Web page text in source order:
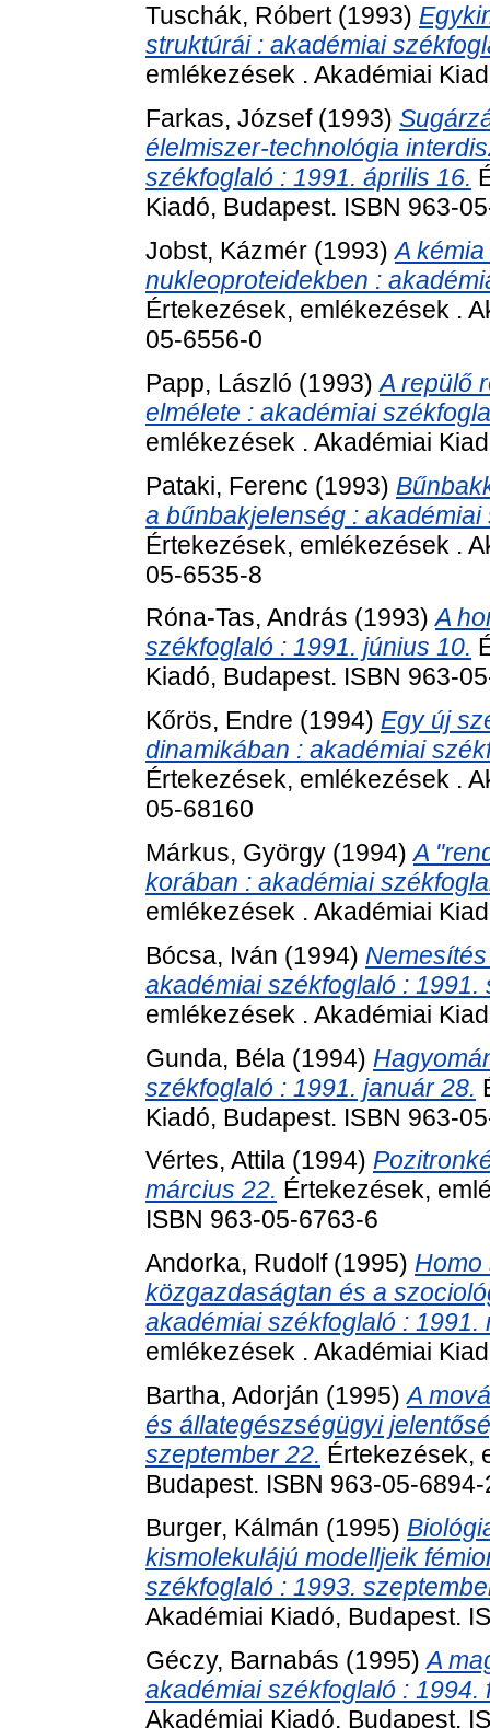
Tuschák, Róbert(1993)
struktúrái : akadémiai
emlékezések . Akadémiai
Farkas, József(1993)
élelmiszer-technológia
székfoglaló : 1991. április 16.
Kiadó, Budapest. ISBN 963-
Jobst, Kázmér (1993)A
nukleoproteidekben :
Értekezések, emlékezések .
05-6556-0
Papp, László (1993)A repülő
elmélete : akadémiai
emlékezések . Akadémiai
Pataki, Ferenc (1993)
a bűnbakjelenség :
Értekezések, emlékezések .
05-6535-8
Róna-Tas, András (1993)A
székfoglaló : 1991. június 10.
Kiadó, Budapest. ISBN 963-
Kőrös, Endre (1994) Egy új
dinamikában : akadémiai
Értekezések, emlékezések .
05-68160
Márkus, György (1994)A
korában : akadémiai
emlékezések . Akadémiai
Bócsa, Iván (1994)
akadémiai székfoglaló : 1991.
emlékezések . Akadémiai
Gunda, Béla (1994)
székfoglaló : 1991. január 28.
Kiadó, Budapest. ISBN 963-
Vértes, Attila (1994)
március 22. Értekezések,
ISBN 963-05-6763-6
Andorka, Rudolf(1995) Homo
közgazdaságtan és a
akadémiai székfoglaló : 1991.
emlékezések . Akadémiai
Bartha, Adorján (1995)A
és állategészségügyi
szeptember 22. Értekezések,
Budapest. ISBN 963-05-6894-
Burger, Kálmán (1995)
kismolekulájú modelljeik
székfoglaló : 1993.
Akadémiai Kiadó, Budapest.
Géczy, Barnabás (1995)A
akadémiai székfoglaló : 1994.
Akadémiai Kiadó, Budapest.